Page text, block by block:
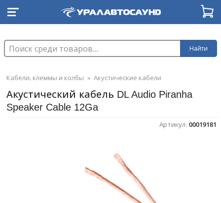
Найти
Кабели, клеммы и колбы » Акустические кабели
Акустический кабель DL Audio Piranha
Speaker Cable 12Ga
Артикул: 00019181